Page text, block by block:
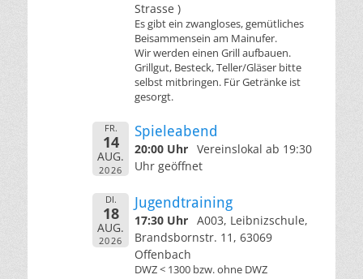
Strasse )
Es gibt ein zwangloses, gemütliches
Beisammensein am Mainufer.
Wir werden einen Grill aufbauen.
Grillgut, Besteck, Teller/Gläser bitte
selbst mitbringen. Für Getränke ist
gesorgt.
FR.
14
AUG.
2026
Spieleabend
20:00 Uhr Vereinslokal ab 19:30
Uhr geöffnet
DI.
18
AUG.
2026
Jugendtraining
17:30 Uhr A003, Leibnizschule,
Brandsbornstr. 11, 63069
Offenbach
DWZ < 1300 bzw. ohne DWZ